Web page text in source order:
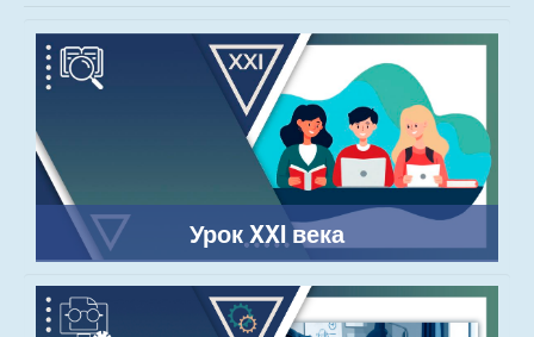
Урок XXI века